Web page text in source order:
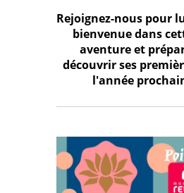
Rejoignez-nous pour
bienvenue dans
aventure et
découvrir ses
l'année